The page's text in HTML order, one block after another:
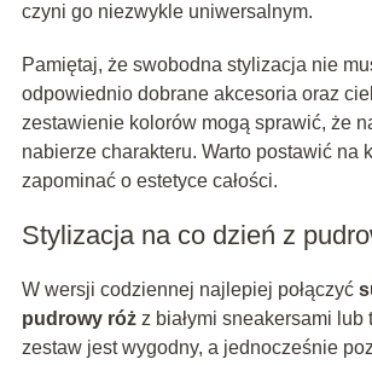
czyni go niezwykle uniwersalnym.
Pamiętaj, że swobodna stylizacja nie
odpowiednio dobrane akcesoria oraz
zestawienie kolorów mogą sprawić, że
nabierze charakteru. Warto postawić na
zapominać o estetyce całości.
Stylizacja na co dzień z
W wersji codziennej najlepiej połączyć
pudrowy różz białymi sneakersami lub
zestaw jest wygodny, a jednocześnie